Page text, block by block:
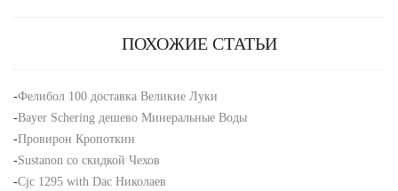
ПОХОЖИЕ СТАТЬИ
-Фелибол 100 доставка Великие Луки
-Bayer Schering дешево Минеральные Воды
-Провирон Кропоткин
-Sustanon со скидкой Чехов
-Cjc 1295 with Dac Николаев